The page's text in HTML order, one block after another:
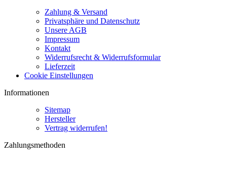
Zahlung & Versand
Privatsphäre und Datenschutz
Unsere AGB
Impressum
Kontakt
Widerrufsrecht & Widerrufsformular
Lieferzeit
Cookie Einstellungen
Informationen
Sitemap
Hersteller
Vertrag widerrufen!
Zahlungsmethoden